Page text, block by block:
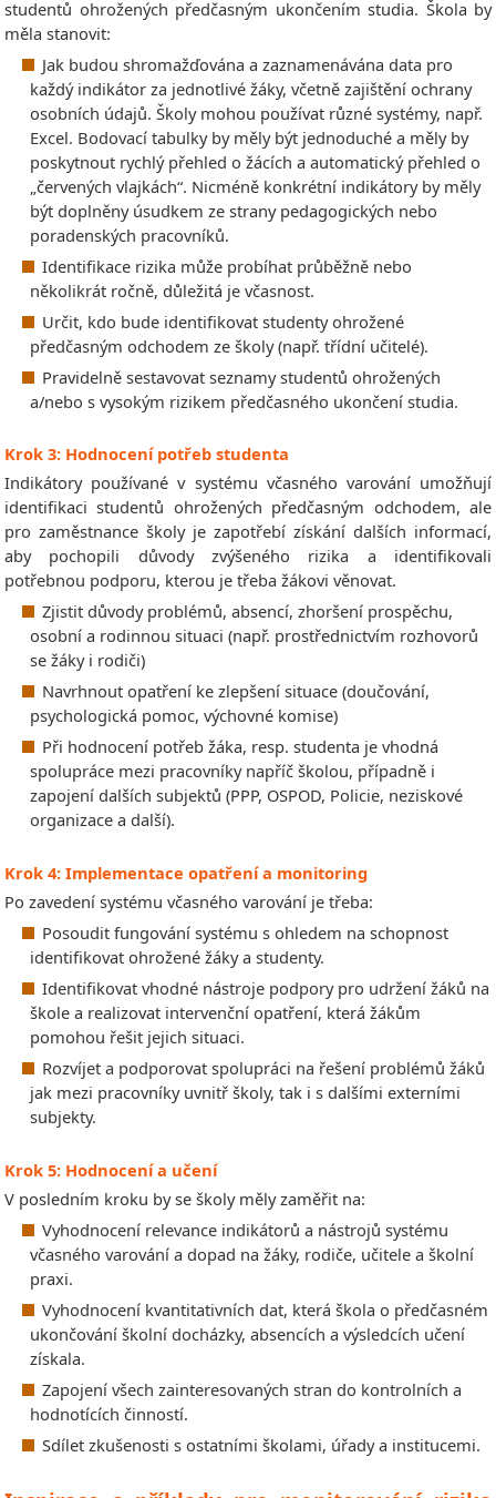
studentů ohrožených předčasným ukončením studia. Škola by
měla stanovit:
Jak budou shromažďována a zaznamenávána data pro
každý indikátor za jednotlivé žáky, včetně zajištění ochrany
osobních údajů. Školy mohou používat různé systémy, např.
Excel. Bodovací tabulky by měly být jednoduché a měly by
poskytnout rychlý přehled o žácích a automatický přehled o
„červených vlajkách“. Nicméně konkrétní indikátory by měly
být doplněny úsudkem ze strany pedagogických nebo
poradenských pracovníků.
Identifikace rizika může probíhat průběžně nebo
několikrát ročně, důležitá je včasnost.
Určit, kdo bude identifikovat studenty ohrožené
předčasným odchodem ze školy (např. třídní učitelé).
Pravidelně sestavovat seznamy studentů ohrožených
a/nebo s vysokým rizikem předčasného ukončení studia.
Krok 3: Hodnocení potřeb studenta
Indikátory používané v systému včasného varování umožňují
identifikaci studentů ohrožených předčasným odchodem, ale
pro zaměstnance školy je zapotřebí získání dalších informací,
aby pochopili důvody zvýšeného rizika a identifikovali
potřebnou podporu, kterou je třeba žákovi věnovat.
Zjistit důvody problémů, absencí, zhoršení prospěchu,
osobní a rodinnou situaci (např. prostřednictvím rozhovorů
se žáky i rodiči)
Navrhnout opatření ke zlepšení situace (doučování,
psychologická pomoc, výchovné komise)
Při hodnocení potřeb žáka, resp. studenta je vhodná
spolupráce mezi pracovníky napříč školou, případně i
zapojení dalších subjektů (PPP, OSPOD, Policie, neziskové
organizace a další).
Krok 4: Implementace opatření a monitoring
Po zavedení systému včasného varování je třeba:
Posoudit fungování systému s ohledem na schopnost
identifikovat ohrožené žáky a studenty.
Identifikovat vhodné nástroje podpory pro udržení žáků na
škole a realizovat intervenční opatření, která žákům
pomohou řešit jejich situaci.
Rozvíjet a podporovat spolupráci na řešení problémů žáků
jak mezi pracovníky uvnitř školy, tak i s dalšími externími
subjekty.
Krok 5: Hodnocení a učení
V posledním kroku by se školy měly zaměřit na:
Vyhodnocení relevance indikátorů a nástrojů systému
včasného varování a dopad na žáky, rodiče, učitele a školní
praxi.
Vyhodnocení kvantitativních dat, která škola o předčasném
ukončování školní docházky, absencích a výsledcích učení
získala.
Zapojení všech zainteresovaných stran do kontrolních a
hodnotících činností.
Sdílet zkušenosti s ostatními školami, úřady a institucemi.